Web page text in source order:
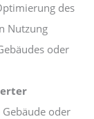
des
Nutzung
oder
oder